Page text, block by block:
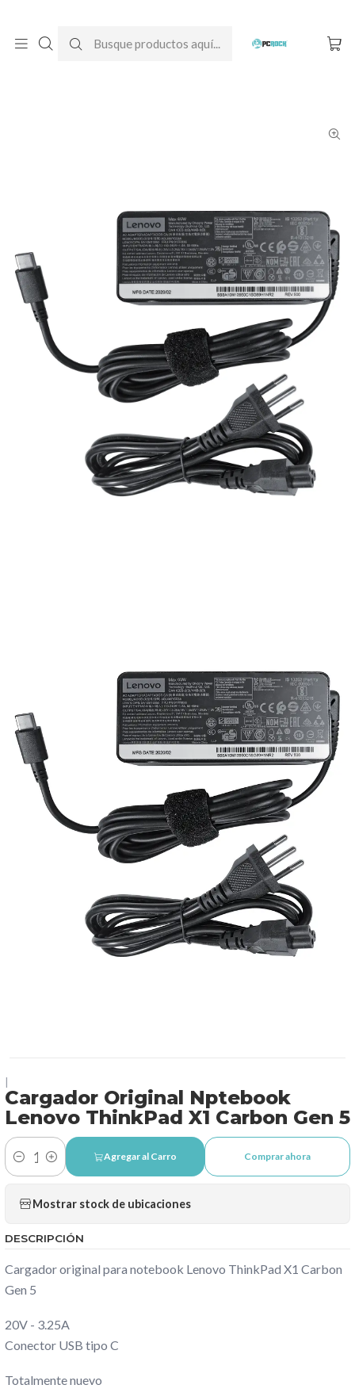
Cargador Original Nptebook
Lenovo ThinkPad X1 Carbon Gen 5
Cantidad
Agregar al Carro Comprar ahora
Mostrar stock de ubicaciones
DESCRIPCIÓN
Cargador original para notebook Lenovo ThinkPad X1 Carbon
Gen 5
20V - 3.25A
Conector USB tipo C
Totalmente nuevo